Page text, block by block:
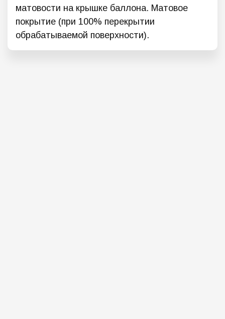
матовости на крышке баллона. Матовое
покрытие (при 100% перекрытии
обрабатываемой поверхности).